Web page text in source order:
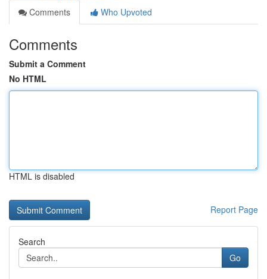
Comments
Who Upvoted
Comments
Submit a Comment
No HTML
HTML is disabled
Report Page
Search
Go